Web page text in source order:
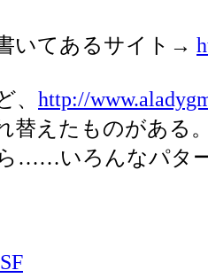
いてあるサイト→
、 http://
替えたものがあ
……いろんなパタ
SF